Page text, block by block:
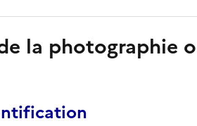
la photographie